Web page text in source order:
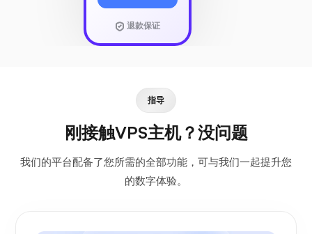
退款保证
指导
刚接触VPS主机？没问题
我们的平台配备了您所需的全部功能，可与我们一起提升您
的数字体验。